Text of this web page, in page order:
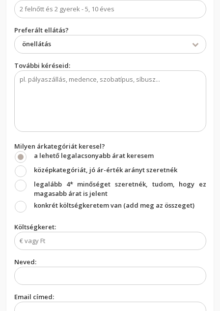
Preferált ellátás?
önellátás
További kéréseid:
Milyen árkategóriát keresel?
a lehető legalacsonyabb árat keresem
középkategóriát, jó ár-érték arányt szeretnék
legalább 4* minőséget szeretnék, tudom, hogy ez
magasabb árat is jelent
konkrét költségkeretem van (add meg az összeget)
Költségkeret:
Neved:
Email címed: